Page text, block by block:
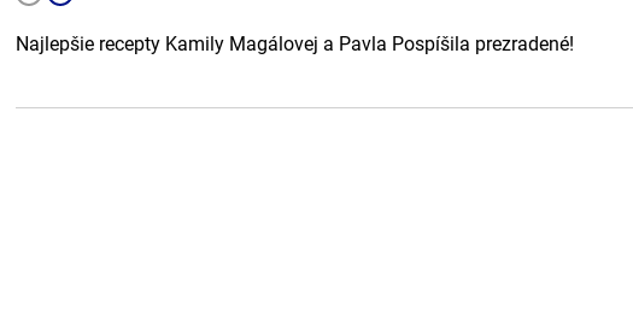
Najlepšie recepty Kamily Magálovej a Pavla Pospíšila prezradené!